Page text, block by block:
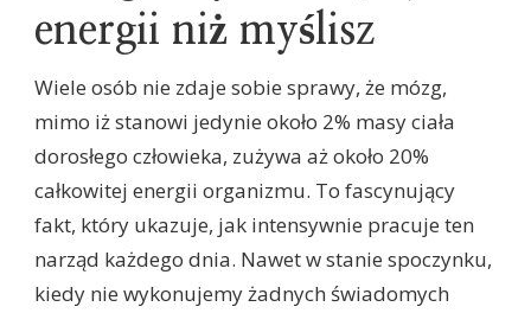
energii niż myślisz
Wiele osób nie zdaje sobie sprawy, że mózg,
mimo iż stanowi jedynie około 2% masy ciała
dorosłego człowieka, zużywa aż około 20%
całkowitej energii organizmu. To fascynujący
fakt, który ukazuje, jak intensywnie pracuje ten
narząd każdego dnia. Nawet w stanie spoczynku,
kiedy nie wykonujemy żadnych świadomych